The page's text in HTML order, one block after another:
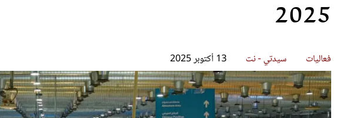
2025
فعاليات سيدتي - نت 13 أكتوبر 2025
قصص ملهمة
شباب وبنات